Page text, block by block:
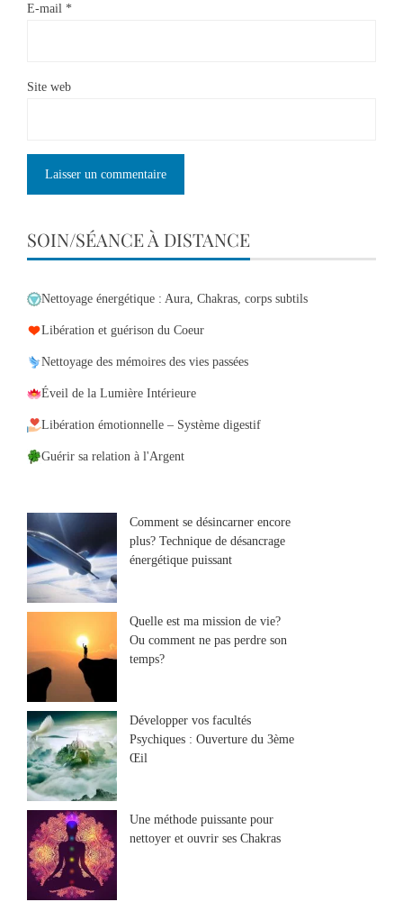
E-mail *
Site web
SOIN/SÉANCE À DISTANCE
Nettoyage énergétique : Aura, Chakras, corps subtils
Libération et guérison du Coeur
Nettoyage des mémoires des vies passées
Éveil de la Lumière Intérieure
Libération émotionnelle – Système digestif
Guérir sa relation à l'Argent
Comment se désincarner encore
plus? Technique de désancrage
énergétique puissant
Quelle est ma mission de vie?
Ou comment ne pas perdre son
temps?
Développer vos facultés
Psychiques : Ouverture du 3ème
Œil
Une méthode puissante pour
nettoyer et ouvrir ses Chakras